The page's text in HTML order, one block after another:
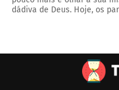
dádiva de Deus. Hoje, os